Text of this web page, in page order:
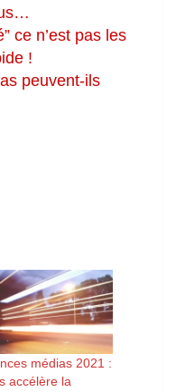
ce n’est pas les
!
peuvent-ils
médias 2021 :
accélère la